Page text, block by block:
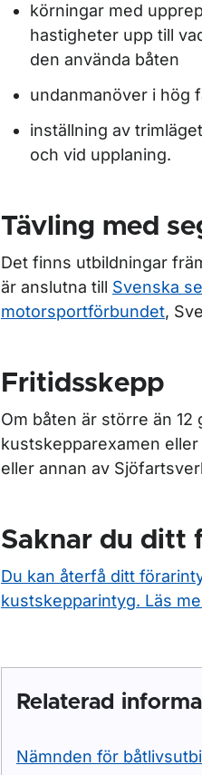
körningar med
hastigheter upp till
den använda båten
undanmanöver i hög
inställning av
och vid upplaning.
Tävling med
Det finns utbildningar
är anslutna till Svenska
motorsportförbundet,
Fritidsskepp
Om båten är större än
kustskepparexamen
eller annan av
Saknar du ditt
Du kan återfå ditt
kustskepparintyg. Läs
Relaterad
Nämnden för